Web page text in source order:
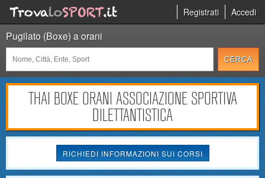
Registrati Accedi
Pugilato (Boxe) a orani
THAI BOXE ORANI ASSOCIAZIONE SPORTIVA
DILETTANTISTICA
RICHIEDI INFORMAZIONI SUI CORSI